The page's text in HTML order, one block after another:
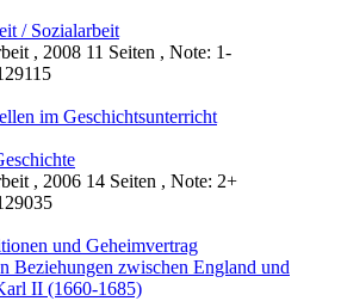
/ Sozialarbeit
, 2008 11 Seiten , Note: 1-
im Geschichtsunterricht
, 2006 14 Seiten , Note: 2+
und Geheimvertrag
Beziehungen zwischen England und
II (1660-1685)